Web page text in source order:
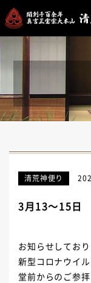
清荒神便り
3月13～15日
お知らせしてお
新型コロナウイ
堂前からのご参